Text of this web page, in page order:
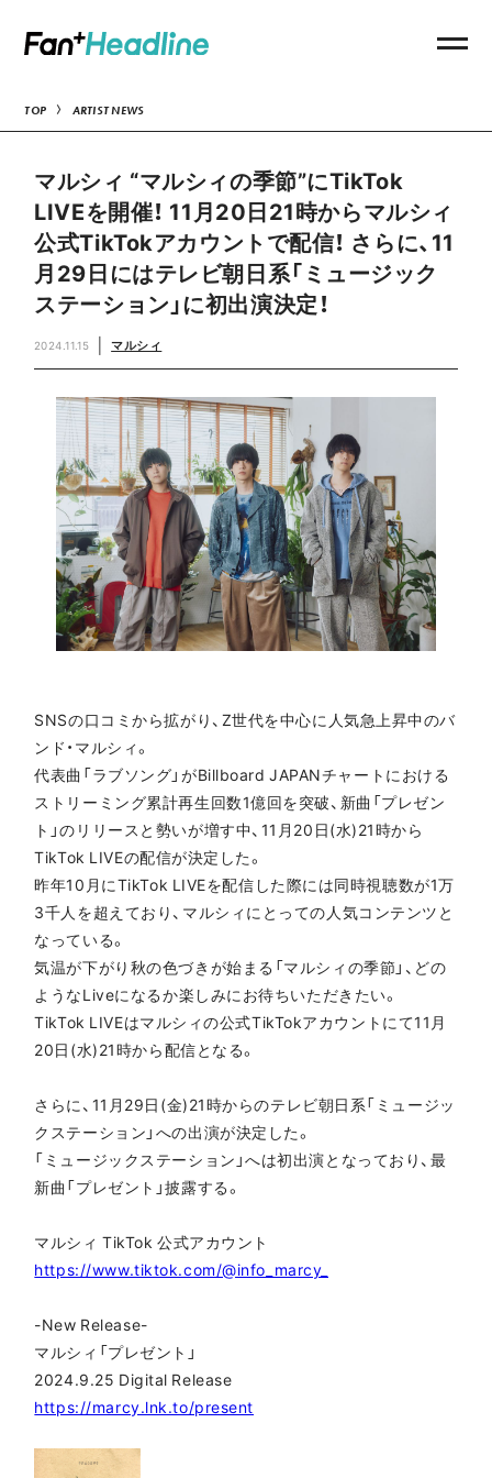
TOP ARTIST NEWS
マルシィ “マルシィの季節”にTikTok
LIVEを開催！ 11月20日21時からマルシィ
公式TikTokアカウントで配信！ さらに、11
月29日にはテレビ朝日系「ミュージック
ステーション」に初出演決定！
2024.11.15 マルシィ
SNSの口コミから拡がり、Z世代を中心に人気急上昇中のバ
ンド・マルシィ。
代表曲「ラブソング」がBillboard JAPANチャートにおける
ストリーミング累計再生回数1億回を突破、新曲「プレゼン
ト」のリリースと勢いが増す中、11月20日(水)21時から
TikTok LIVEの配信が決定した。
昨年10月にTikTok LIVEを配信した際には同時視聴数が1万
3千人を超えており、マルシィにとっての人気コンテンツと
なっている。
気温が下がり秋の色づきが始まる「マルシィの季節」、どの
ようなLiveになるか楽しみにお待ちいただきたい。
TikTok LIVEはマルシィの公式TikTokアカウントにて11月
20日(水)21時から配信となる。
さらに、11月29日(金)21時からのテレビ朝日系「ミュージッ
クステーション」への出演が決定した。
「ミュージックステーション」へは初出演となっており、最
新曲「プレゼント」披露する。
マルシィ TikTok 公式アカウント
https://www.tiktok.com/@info_marcy_
-New Release-
マルシィ「プレゼント」
2024.9.25 Digital Release
https://marcy.lnk.to/present